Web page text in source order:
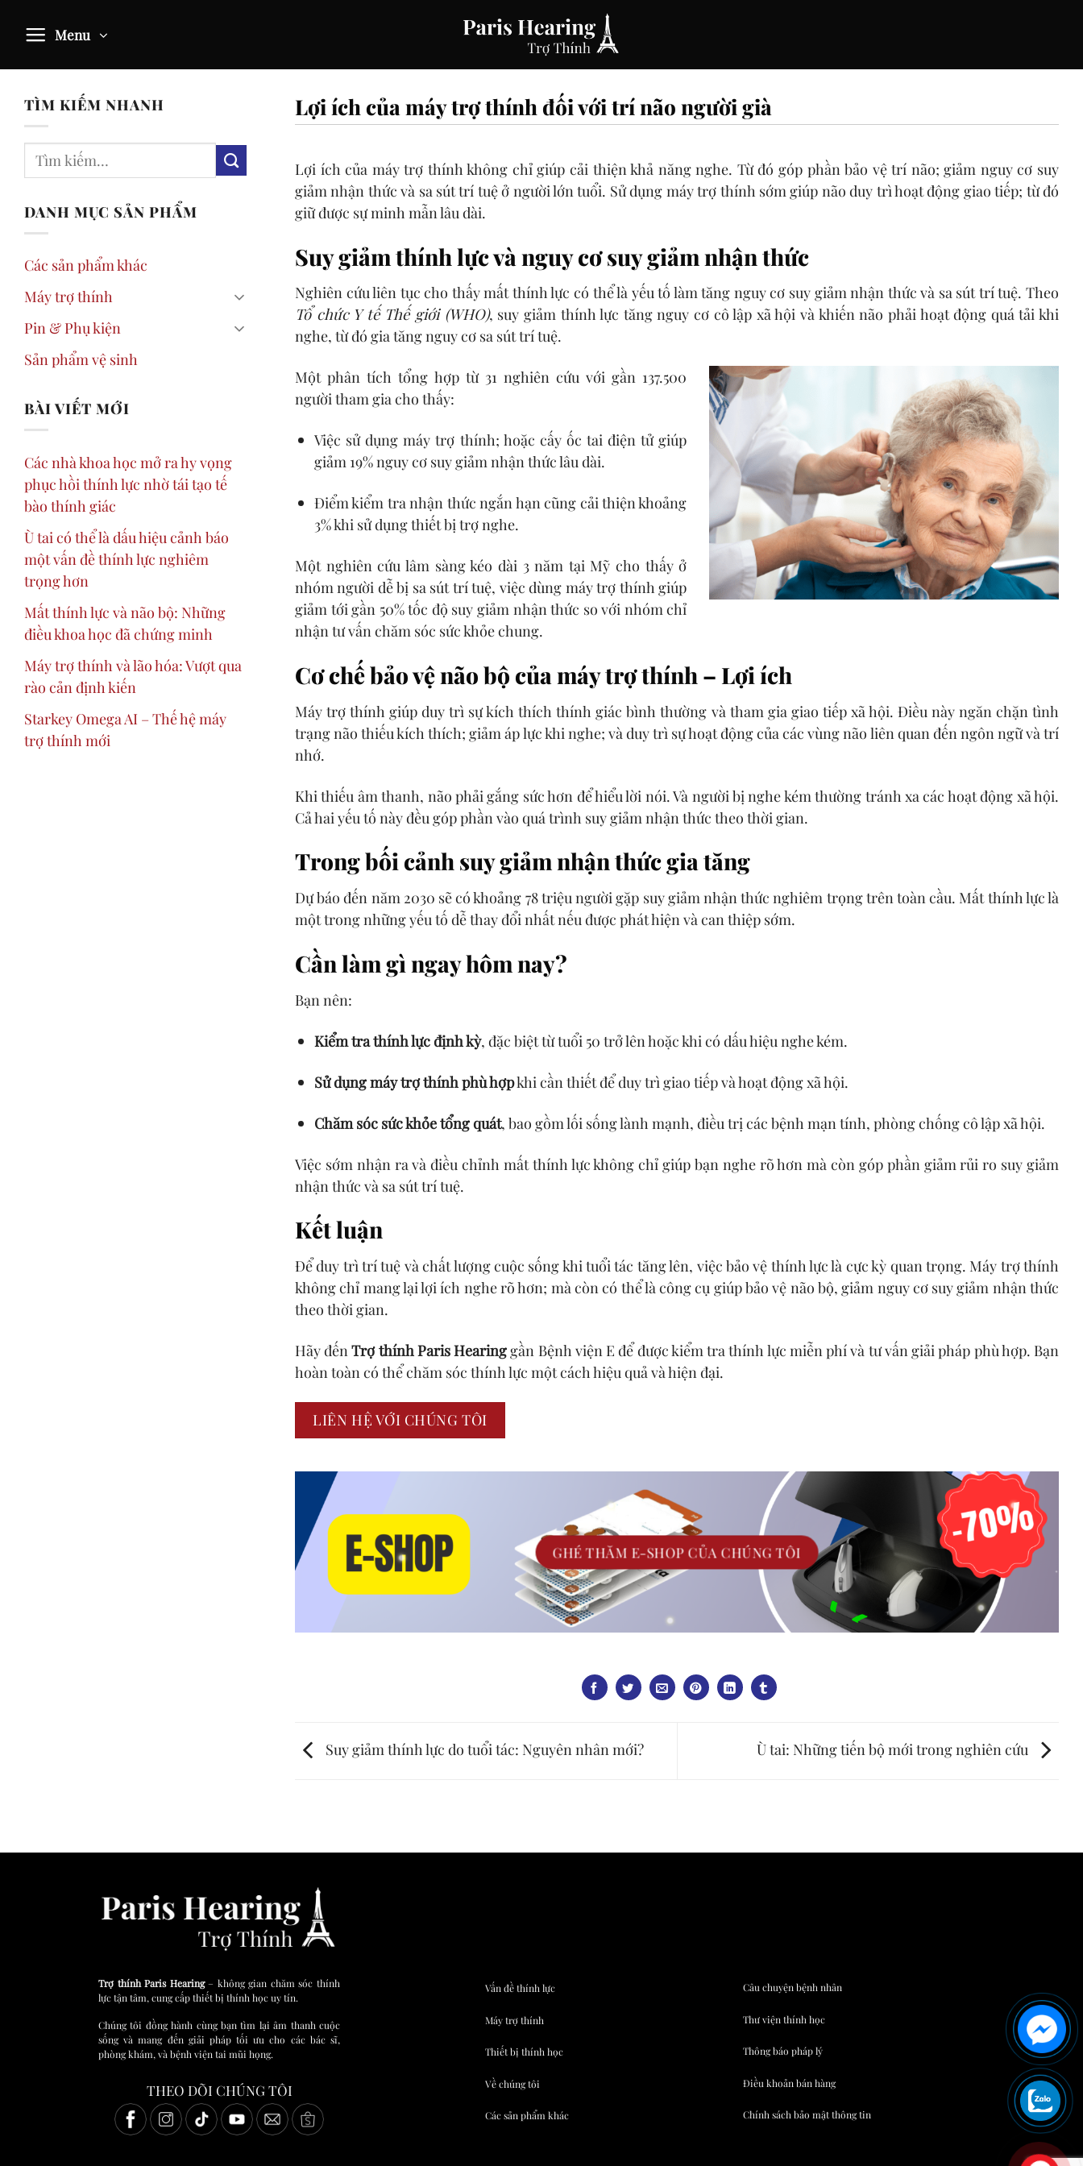
Menu
TÌM KIẾM NHANH
DANH MỤC SẢN PHẨM
Các sản phẩm khác
Máy trợ thính
Pin & Phụ kiện
Sản phẩm vệ sinh
BÀI VIẾT MỚI
Các nhà khoa học mở ra hy vọng
phục hồi thính lực nhờ tái tạo tế
bào thính giác
Ù tai có thể là dấu hiệu cảnh báo
một vấn đề thính lực nghiêm
trọng hơn
Mất thính lực và não bộ: Những
điều khoa học đã chứng minh
Máy trợ thính và lão hóa: Vượt qua
rào cản định kiến
Starkey Omega AI – Thế hệ máy
trợ thính mới
Lợi ích của máy trợ thính đối với trí não người già
Lợi ích của máy trợ thính không chỉ giúp cải thiện khả năng nghe. Từ đó góp phần bảo vệ trí não; giảm nguy cơ suy
giảm nhận thức và sa sút trí tuệ ở người lớn tuổi. Sử dụng máy trợ thính sớm giúp não duy trì hoạt động giao tiếp; từ đó
giữ được sự minh mẫn lâu dài.
Suy giảm thính lực và nguy cơ suy giảm nhận thức
Nghiên cứu liên tục cho thấy mất thính lực có thể là yếu tố làm tăng nguy cơ suy giảm nhận thức và sa sút trí tuệ. Theo
Tổ chức Y tế Thế giới (WHO), suy giảm thính lực tăng nguy cơ cô lập xã hội và khiến não phải hoạt động quá tải khi
nghe, từ đó gia tăng nguy cơ sa sút trí tuệ.
Một phân tích tổng hợp từ 31 nghiên cứu với gần 137.500
người tham gia cho thấy:
Việc sử dụng máy trợ thính; hoặc cấy ốc tai điện tử giúp
giảm 19% nguy cơ suy giảm nhận thức lâu dài.
Điểm kiểm tra nhận thức ngắn hạn cũng cải thiện khoảng
3% khi sử dụng thiết bị trợ nghe.
Một nghiên cứu lâm sàng kéo dài 3 năm tại Mỹ cho thấy ở
nhóm người dễ bị sa sút trí tuệ, việc dùng máy trợ thính giúp
giảm tới gần 50% tốc độ suy giảm nhận thức so với nhóm chỉ
nhận tư vấn chăm sóc sức khỏe chung.
Cơ chế bảo vệ não bộ của máy trợ thính – Lợi ích
Máy trợ thính giúp duy trì sự kích thích thính giác bình thường và tham gia giao tiếp xã hội. Điều này ngăn chặn tình
trạng não thiếu kích thích; giảm áp lực khi nghe; và duy trì sự hoạt động của các vùng não liên quan đến ngôn ngữ và trí
nhớ.
Khi thiếu âm thanh, não phải gắng sức hơn để hiểu lời nói. Và người bị nghe kém thường tránh xa các hoạt động xã hội.
Cả hai yếu tố này đều góp phần vào quá trình suy giảm nhận thức theo thời gian.
Trong bối cảnh suy giảm nhận thức gia tăng
Dự báo đến năm 2030 sẽ có khoảng 78 triệu người gặp suy giảm nhận thức nghiêm trọng trên toàn cầu. Mất thính lực là
một trong những yếu tố dễ thay đổi nhất nếu được phát hiện và can thiệp sớm.
Cần làm gì ngay hôm nay?
Bạn nên:
Kiểm tra thính lực định kỳ, đặc biệt từ tuổi 50 trở lên hoặc khi có dấu hiệu nghe kém.
Sử dụng máy trợ thính phù hợpkhi cần thiết để duy trì giao tiếp và hoạt động xã hội.
Chăm sóc sức khỏe tổng quát, bao gồm lối sống lành mạnh, điều trị các bệnh mạn tính, phòng chống cô lập xã hội.
Việc sớm nhận ra và điều chỉnh mất thính lực không chỉ giúp bạn nghe rõ hơn mà còn góp phần giảm rủi ro suy giảm
nhận thức và sa sút trí tuệ.
Kết luận
Để duy trì trí tuệ và chất lượng cuộc sống khi tuổi tác tăng lên, việc bảo vệ thính lực là cực kỳ quan trọng. Máy trợ thính
không chỉ mang lại lợi ích nghe rõ hơn; mà còn có thể là công cụ giúp bảo vệ não bộ, giảm nguy cơ suy giảm nhận thức
theo thời gian.
Hãy đếnTrợ thính Paris Hearinggần Bệnh viện E để được kiểm tra thính lực miễn phí và tư vấn giải pháp phù hợp. Bạn
hoàn toàn có thể chăm sóc thính lực một cách hiệu quả và hiện đại.
LIÊN HỆ VỚI CHÚNG TÔI
GHÉ THĂM E-SHOP CỦA CHÚNG TÔI
Suy giảm thính lực do tuổi tác: Nguyên nhân mới? Ù tai: Những tiến bộ mới trong nghiên cứu
Trợ thính Paris Hearing– không gian chăm sóc thính
lực tận tâm, cung cấp thiết bị thính học uy tín.
Chúng tôi đồng hành cùng bạn tìm lại âm thanh cuộc
sống và mang đến giải pháp tối ưu cho các bác sĩ,
phòng khám, và bệnh viện tai mũi họng.
THEO DÕI CHÚNG TÔI
Vấn đề thính lực
Máy trợ thính
Thiết bị thính học
Về chúng tôi
Các sản phẩm khác
Câu chuyện bệnh nhân
Thư viện thính học
Thông báo pháp lý
Điều khoản bán hàng
Chính sách bảo mật thông tin